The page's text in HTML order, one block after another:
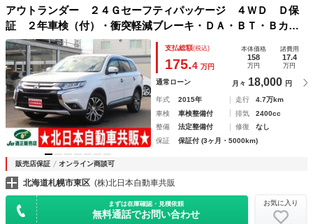
アウトランダー ２４Ｇセーフティパッケージ ４ＷＤ Ｄ保
証 ２年車検（付）・衝突軽減ブレーキ・ＤＡ・ＢＴ・Ｂカメ
ラ・フロントモニター・キーレスオペレーション・エンスタ・
Ｐスタート・パドルシフト・レーダークルコンＥＴＣ・ＶＤ
Ｃ・７人乗り
支払総額(税込)
175.4 万円
本体価格
158
万円
諸費用
17.4
万円
通常ローン 月々 18,000 円
年式 2015年 走行
4.7万km
車検
車検整備付 排気
2400cc
整備
法定整備付 修復
なし
保証
保証付 (3ヶ月・5000km)
販売店保証 オンライン商談可
北海道札幌市東区 (株)北日本自動車共販
まずは在庫確認・見積依頼
無料通話でお問い合わせ
お気に入り